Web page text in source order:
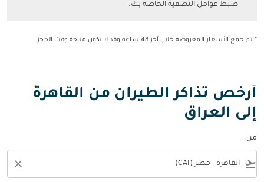
ضبط عوامل التصفية الخاصة بك.
* تم جمع الأسعار المعروضة خلال آخر 48 ساعة وقد لا تكون متاحة وقت الحجز.
أرخص تذاكر الطيران من القاهرة
إلى العراق
من
flight_takeoff
close